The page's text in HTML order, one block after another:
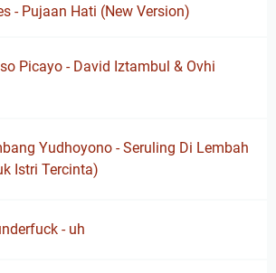
- Pujaan Hati (New Version)
Picayo - David Iztambul & Ovhi
Yudhoyono - Seruling Di Lembah
Istri Tercinta)
- uh